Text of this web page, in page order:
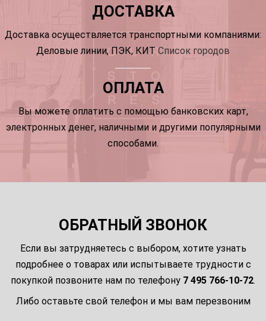
ДОСТАВКА
Доставка осуществляется транспортными компаниями:
Деловые линии, ПЭК, КИТ Список городов
ОПЛАТА
Вы можете оплатить с помощью банковских карт,
электронных денег, наличными и другими популярными
способами.
ОБРАТНЫЙ ЗВОНОК
Если вы затрудняетесь с выбором, хотите узнать
подробнее о товарах или испытываете трудности с
покупкой позвоните нам по телефону 7 495 766-10-72.
Либо оставьте свой телефон и мы вам перезвоним